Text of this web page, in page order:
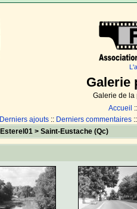
Galerie
Galerie de la
Accueil
Derniers ajouts :: Derniers commentaires
Esterel01> Saint-Eustache (Qc)